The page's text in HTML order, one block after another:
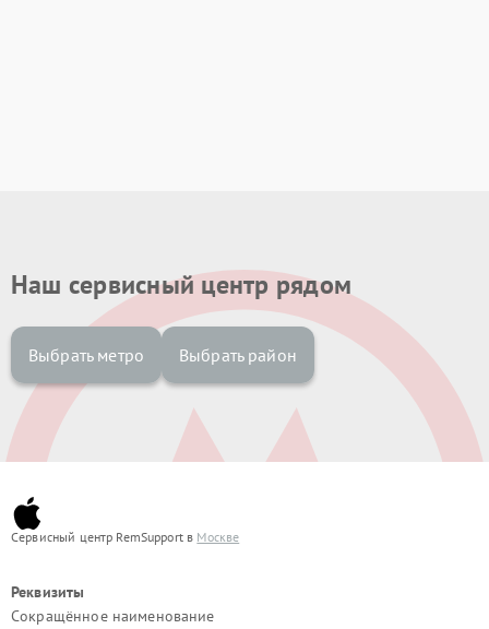
Наш сервисный центр рядом
Выбрать метро Выбрать район
Сервисный центр RemSupport в Москве
Реквизиты
Сокращённое наименование